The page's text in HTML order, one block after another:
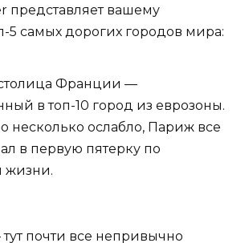
представляет вашему
5 самых дорогих городов мира:
Франции —
в топ-10 город из еврозоны.
несколько ослабло, Париж все
в первую пятерку по
жизни.
почти все непривычно